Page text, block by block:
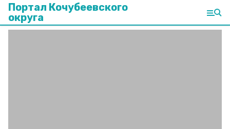
Портал Кочубеевского
округа